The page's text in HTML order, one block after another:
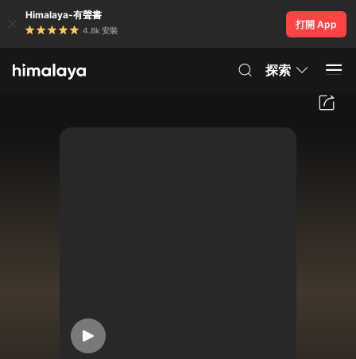
Himalaya-有聲書
4.8k 安裝
打開 App
探索